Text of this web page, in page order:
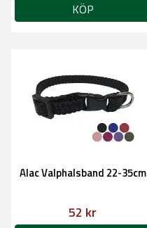
KÖP
Alac Valphalsband 22-35cm
52 kr